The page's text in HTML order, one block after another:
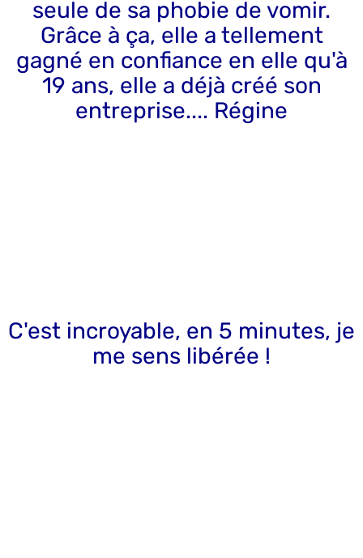
seule de sa phobie de vomir.
Grâce à ça, elle a tellement
gagné en confiance en elle qu'à
19 ans, elle a déjà créé son
entreprise.... Régine
C'est incroyable, en 5 minutes, je
me sens libérée !